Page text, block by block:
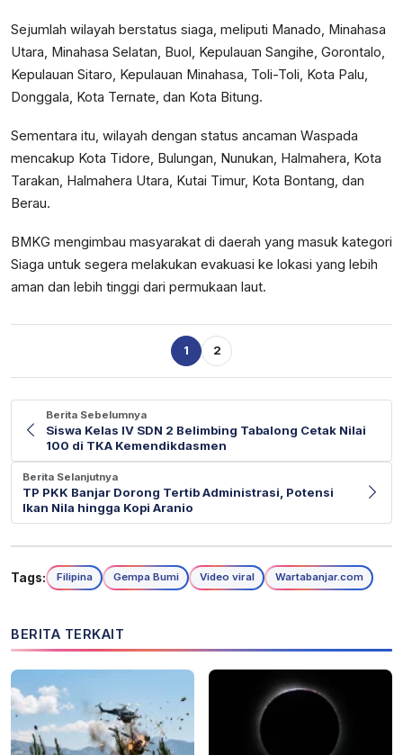
Sejumlah wilayah berstatus siaga, meliputi Manado, Minahasa
Utara, Minahasa Selatan, Buol, Kepulauan Sangihe, Gorontalo,
Kepulauan Sitaro, Kepulauan Minahasa, Toli-Toli, Kota Palu,
Donggala, Kota Ternate, dan Kota Bitung.
Sementara itu, wilayah dengan status ancaman Waspada
mencakup Kota Tidore, Bulungan, Nunukan, Halmahera, Kota
Tarakan, Halmahera Utara, Kutai Timur, Kota Bontang, dan
Berau.
BMKG mengimbau masyarakat di daerah yang masuk kategori
Siaga untuk segera melakukan evakuasi ke lokasi yang lebih
aman dan lebih tinggi dari permukaan laut.
1 2
Berita Sebelumnya
Siswa Kelas IV SDN 2 Belimbing Tabalong Cetak Nilai
100 di TKA Kemendikdasmen
Berita Selanjutnya
TP PKK Banjar Dorong Tertib Administrasi, Potensi
Ikan Nila hingga Kopi Aranio
Tags: Filipina Gempa Bumi Video viral Wartabanjar.com
BERITA TERKAIT